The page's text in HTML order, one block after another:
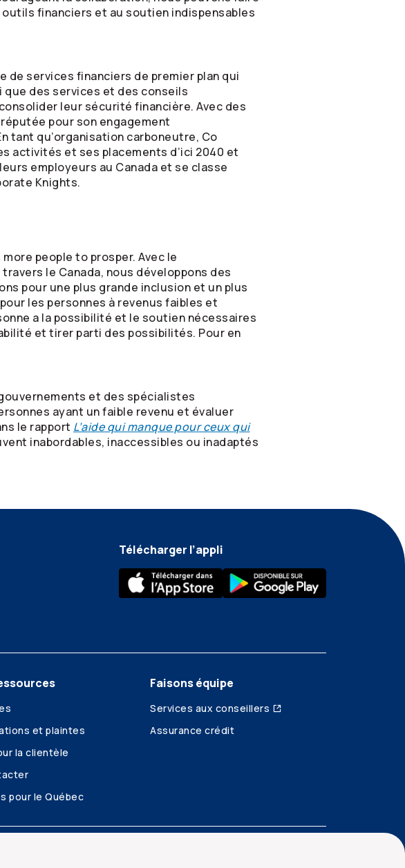
financiers et au soutien indispensables
de services financiers de premier plan qui
des services et des conseils
leur sécurité financière. Avec des
pour son engagement
tant qu’organisation carboneutre, Co
activités et ses placements d’ici 2040 et
employeurs au Canada et se classe
Knights.
people to prosper. Avec le
le Canada, nous développons des
pour une plus grande inclusion et un plus
les personnes à revenus faibles et
a la possibilité et le soutien nécessaires
et tirer parti des possibilités. Pour en
et des spécialistes
ayant un faible revenu et évaluer
le rapport L’aide qui manque pour ceux qui
inabordables, inaccessibles ou inadaptés
Télécharger l’appli
et plaintes
la clientèle
pour le Québec
Faisons équipe
Services aux conseillers
Assurance crédit